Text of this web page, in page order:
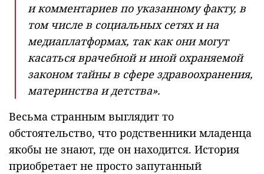
и комментариев по указанному факту, в
том числе в социальных сетях и на
медиаплатформах, так как они могут
касаться врачебной и иной охраняемой
законом тайны в сфере здравоохранения,
материнства и детства».
Весьма странным выглядит то
обстоятельство, что родственники младенца
якобы не знают, где он находится. История
приобретает не просто запутанный